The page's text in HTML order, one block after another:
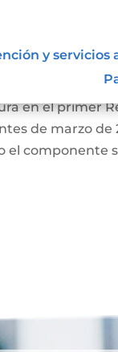
y servicios
en el primer
de marzo de
el componente